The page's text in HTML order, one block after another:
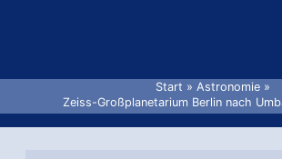
Start
Astronomie
Zeiss-Großplanetarium Berlin nach